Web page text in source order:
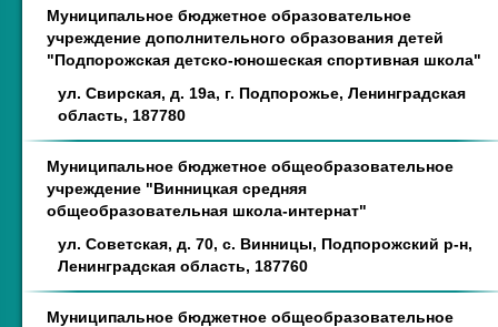
Муниципальное бюджетное образовательное
учреждение дополнительного образования детей
"Подпорожская детско-юношеская спортивная школа"
ул. Свирская, д. 19а, г. Подпорожье, Ленинградская
область, 187780
Муниципальное бюджетное общеобразовательное
учреждение "Винницкая средняя
общеобразовательная школа-интернат"
ул. Советская, д. 70, с. Винницы, Подпорожский р-н,
Ленинградская область, 187760
Муниципальное бюджетное общеобразовательное